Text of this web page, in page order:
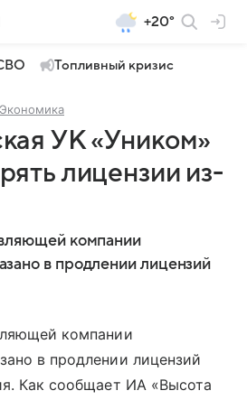
+20°
Топливный кризис
Экономика
УК «Уником»
лицензии из-
компании
в продлении лицензий
компании
в продлении лицензий
Как сообщает ИА «Высота